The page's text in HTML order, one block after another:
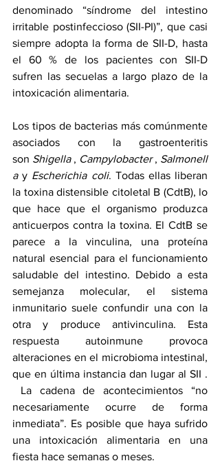
denominado “síndrome del intestino
irritable postinfeccioso (SII-PI)”, que casi
siempre adopta la forma de SII-D, hasta
el 60 % de los pacientes con SII-D
sufren las secuelas a largo plazo de la
intoxicación alimentaria.
Los tipos de bacterias más comúnmente
asociados con la gastroenteritis
son Shigella , Campylobacter , Salmonell
a y Escherichia coli. Todas ellas liberan
la toxina distensible citoletal B (CdtB), lo
que hace que el organismo produzca
anticuerpos contra la toxina. El CdtB se
parece a la vinculina, una proteína
natural esencial para el funcionamiento
saludable del intestino. Debido a esta
semejanza molecular, el sistema
inmunitario suele confundir una con la
otra y produce antivinculina. Esta
respuesta autoinmune provoca
alteraciones en el microbioma intestinal,
que en última instancia dan lugar al SII .
La cadena de acontecimientos “no
necesariamente ocurre de forma
inmediata”. Es posible que haya sufrido
una intoxicación alimentaria en una
fiesta hace semanas o meses.